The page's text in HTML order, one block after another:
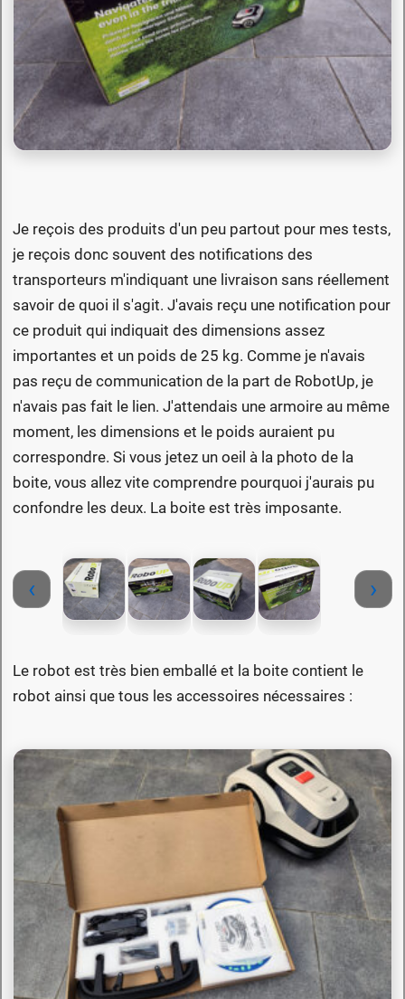
Je reçois des produits d'un peu partout pour mes tests,
je reçois donc souvent des notifications des
transporteurs m'indiquant une livraison sans réellement
savoir de quoi il s'agit. J'avais reçu une notification pour
ce produit qui indiquait des dimensions assez
importantes et un poids de 25 kg. Comme je n'avais
pas reçu de communication de la part de RobotUp, je
n'avais pas fait le lien. J'attendais une armoire au même
moment, les dimensions et le poids auraient pu
correspondre. Si vous jetez un oeil à la photo de la
boite, vous allez vite comprendre pourquoi j'aurais pu
confondre les deux. La boite est très imposante.
‹ ›
Le robot est très bien emballé et la boite contient le
robot ainsi que tous les accessoires nécessaires :